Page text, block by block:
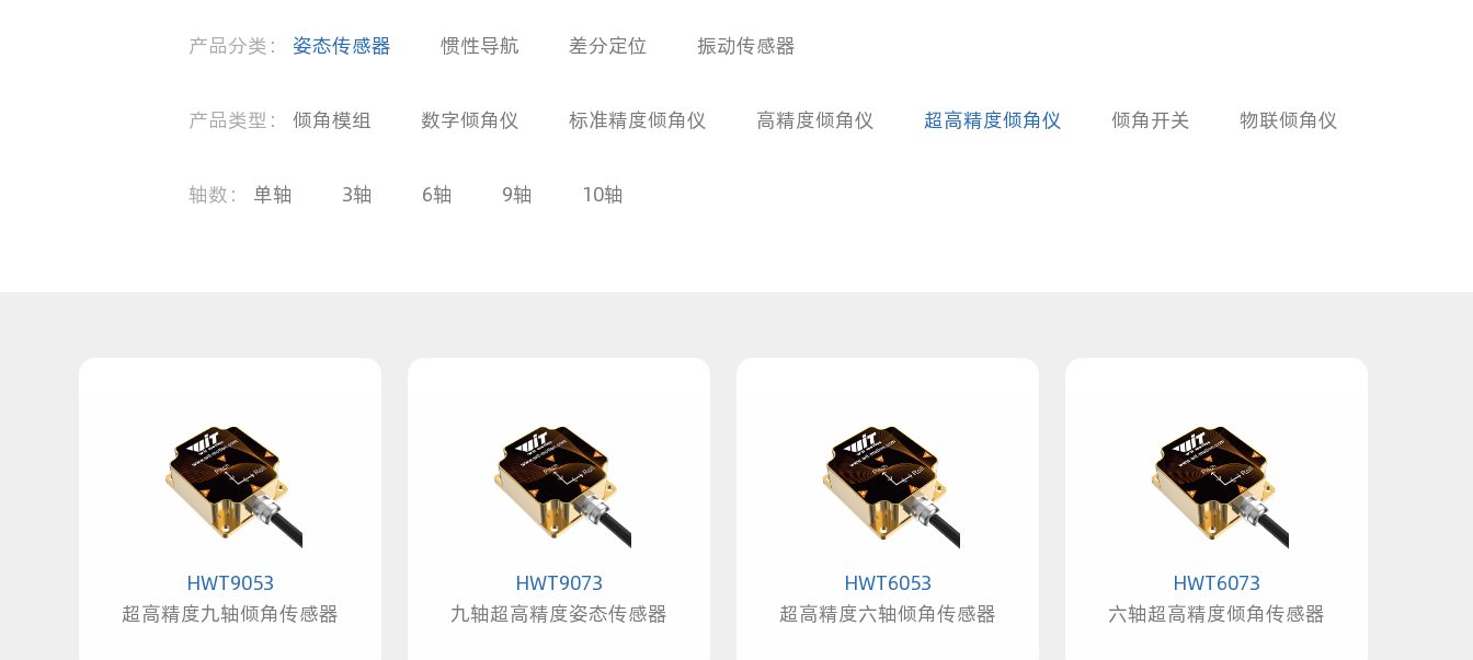
产品分类： 姿态传感器 惯性导航 差分定位 振动传感器
产品类型： 倾角模组 数字倾角仪 标准精度倾角仪 高精度倾角仪 超高精度倾角仪 倾角开关 物联倾角仪
轴数： 单轴 3轴 6轴 9轴 10轴
HWT9053
超高精度九轴倾角传感器
HWT9073
九轴超高精度姿态传感器
HWT6053
超高精度六轴倾角传感器
HWT6073
六轴超高精度倾角传感器